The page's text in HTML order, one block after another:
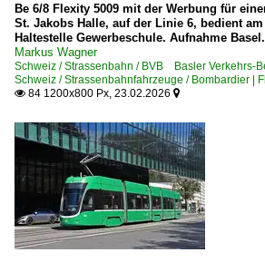
Be 6/8 Flexity 5009 mit der Werbung für
St. Jakobs Halle, auf der Linie 6, bedient am
Haltestelle Gewerbeschule. Aufnahme Basel.
Markus Wagner
Schweiz / Strassenbahn / BVB Basler Verkehrs-
Schweiz / Strassenbahnfahrzeuge / Bombardier |
 84 1200x800 Px, 23.02.2026 